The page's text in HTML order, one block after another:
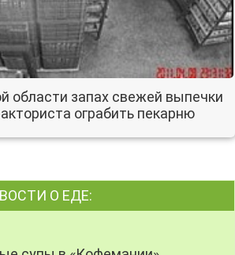
области запах свежей выпечки
ограбить пекарню
О ЕДЕ: